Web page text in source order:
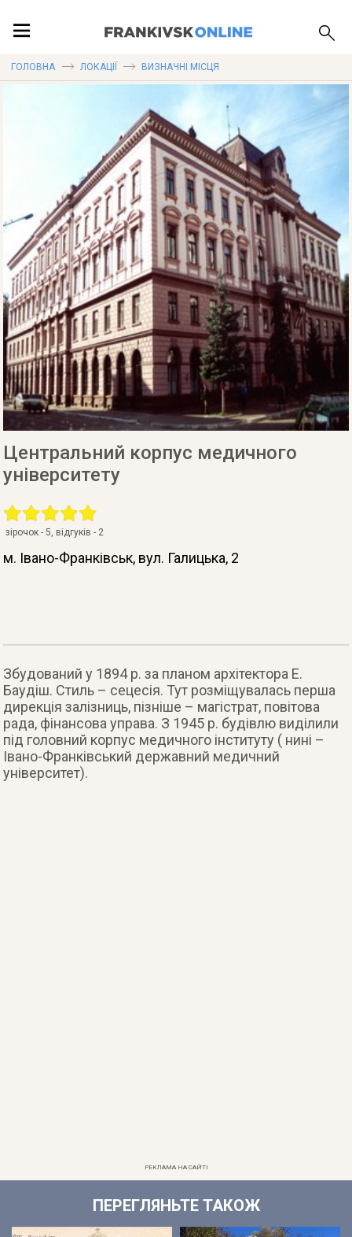
ПУБЛІКАЦІЇ
ГОЛОВНА ЛОКАЦІЇ ВИЗНАЧНІ МІСЦЯ
Центральний корпус медичного
університету
зірочок -5, відгуків - 2
м. Івано-Франківськ, вул. Галицька, 2
Збудований у 1894 р. за планом архітектора Е.
Баудіш. Стиль – сецесія. Тут розміщувалась перша
дирекція залізниць, пізніше – магістрат, повітова
рада, фінансова управа. З 1945 р. будівлю виділили
під головний корпус медичного інституту ( нині –
Івано-Франківський державний медичний
університет).
РЕКЛАМА НА САЙТІ
ПЕРЕГЛЯНЬТЕ ТАКОЖ